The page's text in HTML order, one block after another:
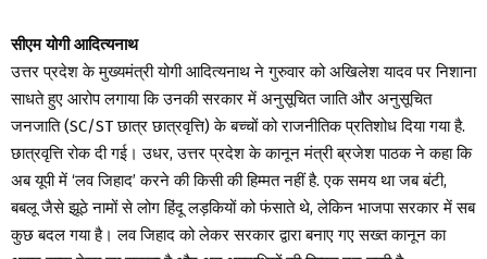
सीएम योगी आदित्यनाथ
उत्तर प्रदेश के मुख्यमंत्री योगी आदित्यनाथ ने गुरुवार को अखिलेश यादव पर निशाना
साधते हुए आरोप लगाया कि उनकी सरकार में अनुसूचित जाति और अनुसूचित
जनजाति (SC/ST छात्र छात्रवृत्ति) के बच्चों को राजनीतिक प्रतिशोध दिया गया है.
छात्रवृत्ति रोक दी गई। उधर, उत्तर प्रदेश के कानून मंत्री ब्रजेश पाठक ने कहा कि
अब यूपी में ‘लव जिहाद’ करने की किसी की हिम्मत नहीं है. एक समय था जब बंटी,
बबलू जैसे झूठे नामों से लोग हिंदू लड़कियों को फंसाते थे, लेकिन भाजपा सरकार में सब
कुछ बदल गया है। लव जिहाद को लेकर सरकार द्वारा बनाए गए सख्त कानून का